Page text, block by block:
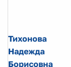
Тихонова
Надежда
Борисовна